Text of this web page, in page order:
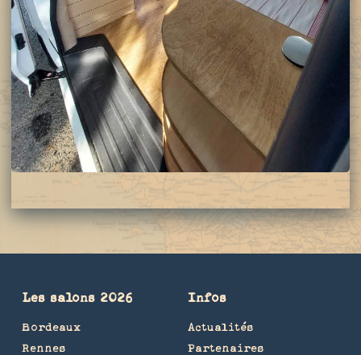
Les salons 2026
Bordeaux
Rennes
Infos
Actualités
Partenaires